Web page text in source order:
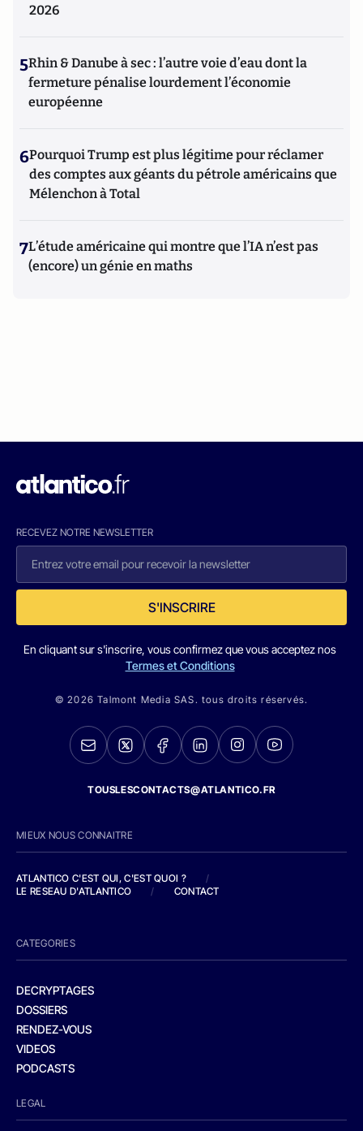
2026
5Rhin & Danube à sec : l’autre voie d’eau dont la
fermeture pénalise lourdement l’économie
européenne
6Pourquoi Trump est plus légitime pour réclamer
des comptes aux géants du pétrole américains que
Mélenchon à Total
7L’étude américaine qui montre que l’IA n’est pas
(encore) un génie en maths
RECEVEZ NOTRE NEWSLETTER
S'INSCRIRE
En cliquant sur s'inscrire, vous confirmez que vous acceptez nos
Termes et Conditions
© 2026 Talmont Media SAS. tous droits réservés.
TOUSLESCONTACTS@ATLANTICO.FR
MIEUX NOUS CONNAITRE
ATLANTICO C'EST QUI, C'EST QUOI ?
/
LE RESEAU D'ATLANTICO
/ CONTACT
CATEGORIES
DECRYPTAGES
DOSSIERS
RENDEZ-VOUS
VIDEOS
PODCASTS
LEGAL